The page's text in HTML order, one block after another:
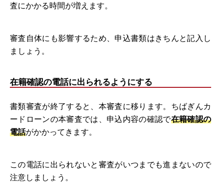
査にかかる時間が増えます。
審査自体にも影響するため、申込書類はきちんと記入し
ましょう。
在籍確認の電話に出られるようにする
書類審査が終了すると、本審査に移ります。ちばぎんカ
ードローンの本審査では、申込内容の確認で在籍確認の
電話がかかってきます。
この電話に出られないと審査がいつまでも進まないので
注意しましょう。